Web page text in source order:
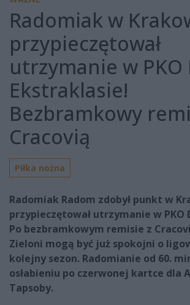
Radomiak w
przypieczętował
utrzymanie w PKO
Ekstraklasie!
Bezbramkowy
Cracovią
Piłka nożna
Radomiak Radom zdobył punkt w
przypieczętował utrzymanie w PKO
Po bezbramkowym remisie z
Zieloni mogą być już spokojni o
kolejny sezon. Radomianie od 60.
osłabieniu po czerwonej kartce dla
Tapsoby.